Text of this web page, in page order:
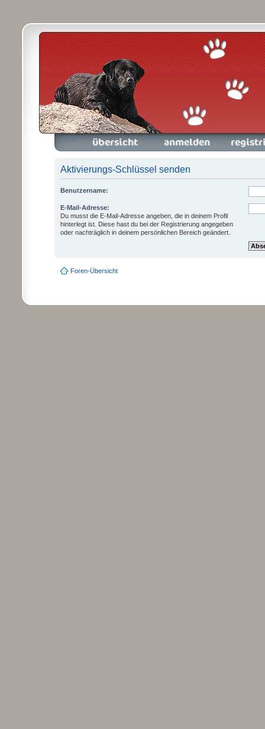
Foren-Übersicht Anmelden Registrieren
Aktivierungs-Schlüssel senden
Benutzername:
E-Mail-Adresse:
Du musst die E-Mail-Adresse angeben, die in deinem Profil
hinterlegt ist. Diese hast du bei der Registrierung angegeben
oder nachträglich in deinem persönlichen Bereich geändert.
Foren-Übersicht